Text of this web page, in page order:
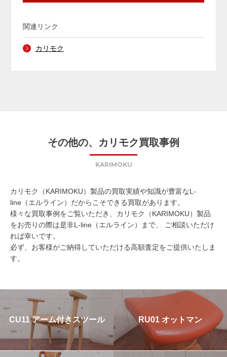
関連リンク
カリモク
その他の、カリモク買取事例
KARIMOKU
カリモク（KARIMOKU）製品の買取実績や知識が豊富なL-
line（エルライン）だからこそできる買取があります。
様々な買取事例をご覧いただき、カリモク（KARIMOKU）製品
をお売りの際は是非L-line（エルライン）まで、 ご相談いただけ
れば幸いです。
必ず、お客様がご納得していただける高額査定をご提供いたしま
す。
CU11 アーム付きスツール RU01 オットマン